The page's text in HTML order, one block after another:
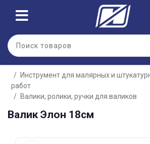
Инструмент для малярных и
работ
Валики, ролики, ручки для валиков
Валик Элон 18см
Для клиентов всех банков
Разбейте
оплатуна части
без переплат